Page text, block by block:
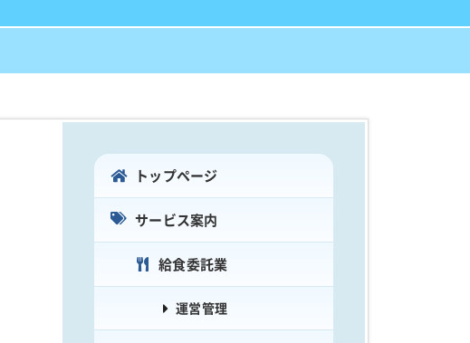
トップページ
サービス案内
給食委託業
運営管理